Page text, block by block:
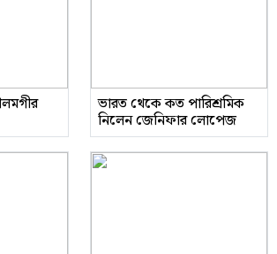
ভারত থেকে কত পারিশ্রমিক
নিলেন জেনিফার লোপেজ